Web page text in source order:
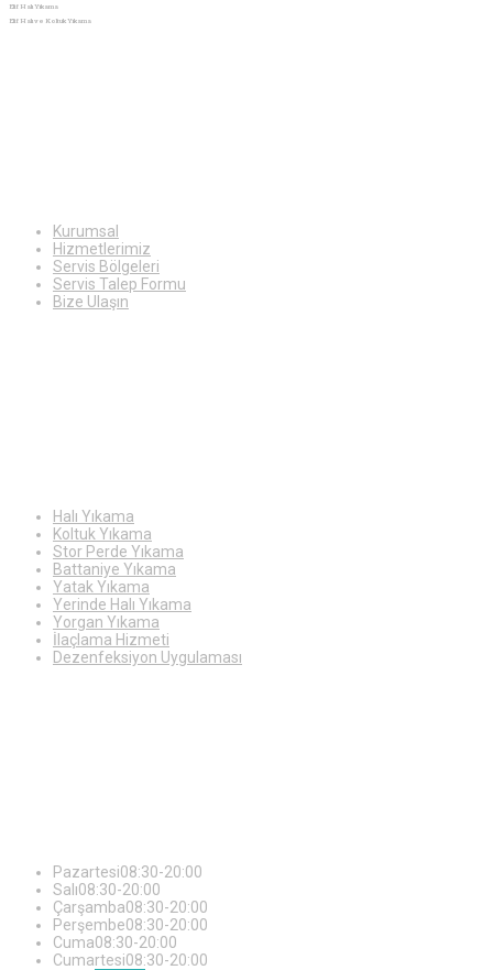
Elif Halı Yıkama
Elif Halı ve Koltuk Yıkama
Kurumsal
Hizmetlerimiz
Servis Bölgeleri
Servis Talep Formu
Bize Ulaşın
Halı Yıkama
Koltuk Yıkama
Stor Perde Yıkama
Battaniye Yıkama
Yatak Yıkama
Yerinde Halı Yıkama
Yorgan Yıkama
İlaçlama Hizmeti
Dezenfeksiyon Uygulaması
Pazartesi08:30-20:00
Salı08:30-20:00
Çarşamba08:30-20:00
Perşembe08:30-20:00
Cuma08:30-20:00
Cumartesi08:30-20:00